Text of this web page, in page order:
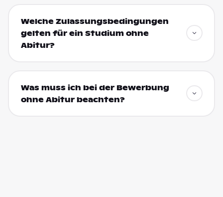
Welche Zulassungsbedingungen
gelten für ein Studium ohne
Abitur?
Was muss ich bei der Bewerbung
ohne Abitur beachten?